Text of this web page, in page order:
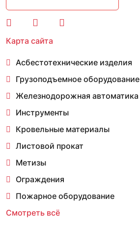
Карта сайта
Асбестотехнические изделия
Грузоподъемное оборудование
Железнодорожная автоматика
Инструменты
Кровельные материалы
Листовой прокат
Метизы
Ограждения
Пожарное оборудование
Смотреть всё